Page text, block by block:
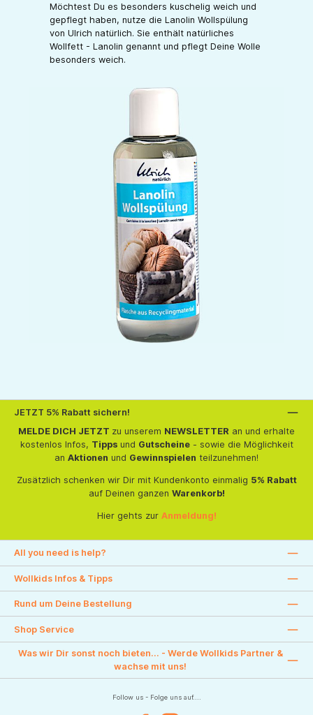
Möchtest Du es besonders kuschelig weich und
gepflegt haben, nutze die Lanolin Wollspülung
von Ulrich natürlich. Sie enthält natürliches
Wollfett - Lanolin genannt und pflegt Deine Wolle
besonders weich.
JETZT 5% Rabatt sichern!
MELDE DICH JETZT zu unserem NEWSLETTER an und erhalte
kostenlos Infos, Tippsund Gutscheine- sowie die Möglichkeit
an Aktionen und Gewinnspielen teilzunehmen!
Zusätzlich schenken wir Dir mit Kundenkonto einmalig 5% Rabatt
auf Deinen ganzen Warenkorb!
Hier gehts zur Anmeldung!
All you need is help?
Wollkids Infos & Tipps
Rund um Deine Bestellung
Shop Service
Was wir Dir sonst noch bieten... - Werde Wollkids Partner &
wachse mit uns!
Follow us - Folge uns auf....